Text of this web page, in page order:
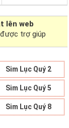
lên web
trợ giúp
Sim Lục Quý 2
Sim Lục Quý 5
Sim Lục Quý 8